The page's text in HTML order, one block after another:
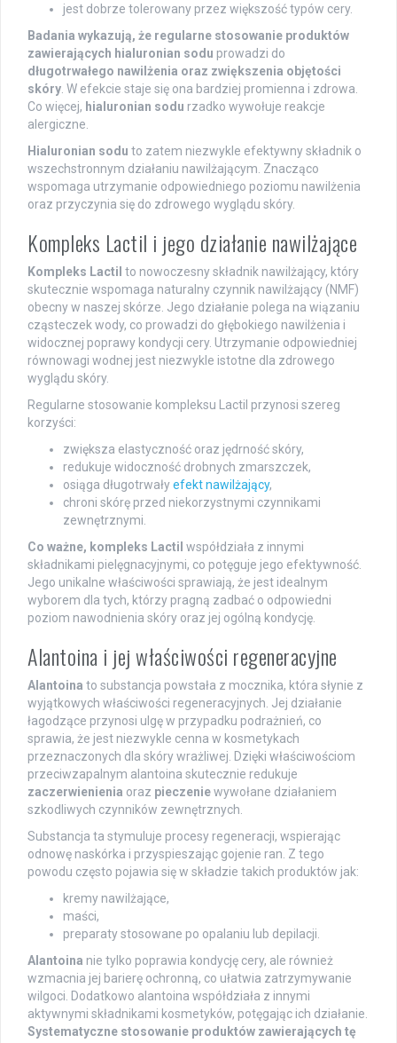
jest dobrze tolerowany przez większość typów cery.
Badania wykazują, że regularne stosowanie produktów
zawierających hialuronian sodu prowadzi do
długotrwałego nawilżenia oraz zwiększenia objętości
skóry. W efekcie staje się ona bardziej promienna i zdrowa.
Co więcej, hialuronian sodu rzadko wywołuje reakcje
alergiczne.
Hialuronian sodu to zatem niezwykle efektywny składnik o
wszechstronnym działaniu nawilżającym. Znacząco
wspomaga utrzymanie odpowiedniego poziomu nawilżenia
oraz przyczynia się do zdrowego wyglądu skóry.
Kompleks Lactil i jego działanie nawilżające
Kompleks Lactil to nowoczesny składnik nawilżający, który
skutecznie wspomaga naturalny czynnik nawilżający (NMF)
obecny w naszej skórze. Jego działanie polega na wiązaniu
cząsteczek wody, co prowadzi do głębokiego nawilżenia i
widocznej poprawy kondycji cery. Utrzymanie odpowiedniej
równowagi wodnej jest niezwykle istotne dla zdrowego
wyglądu skóry.
Regularne stosowanie kompleksu Lactil przynosi szereg
korzyści:
zwiększa elastyczność oraz jędrność skóry,
redukuje widoczność drobnych zmarszczek,
osiąga długotrwałyefekt nawilżający,
chroni skórę przed niekorzystnymi czynnikami
zewnętrznymi.
Co ważne, kompleks Lactil współdziała z innymi
składnikami pielęgnacyjnymi, co potęguje jego efektywność.
Jego unikalne właściwości sprawiają, że jest idealnym
wyborem dla tych, którzy pragną zadbać o odpowiedni
poziom nawodnienia skóry oraz jej ogólną kondycję.
Alantoina i jej właściwości regeneracyjne
Alantoina to substancja powstała z mocznika, która słynie z
wyjątkowych właściwości regeneracyjnych. Jej działanie
łagodzące przynosi ulgę w przypadku podrażnień, co
sprawia, że jest niezwykle cenna w kosmetykach
przeznaczonych dla skóry wrażliwej. Dzięki właściwościom
przeciwzapalnym alantoina skutecznie redukuje
zaczerwienienia oraz pieczeniewywołane działaniem
szkodliwych czynników zewnętrznych.
Substancja ta stymuluje procesy regeneracji, wspierając
odnowę naskórka i przyspieszając gojenie ran. Z tego
powodu często pojawia się w składzie takich produktów jak:
kremy nawilżające,
maści,
preparaty stosowane po opalaniu lub depilacji.
Alantoina nie tylko poprawia kondycję cery, ale również
wzmacnia jej barierę ochronną, co ułatwia zatrzymywanie
wilgoci. Dodatkowo alantoina współdziała z innymi
aktywnymi składnikami kosmetyków, potęgając ich działanie.
Systematyczne stosowanie produktów zawierających tę